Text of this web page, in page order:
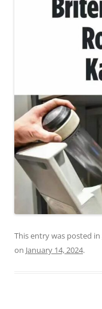
This entry was posted in
on January 14, 2024.